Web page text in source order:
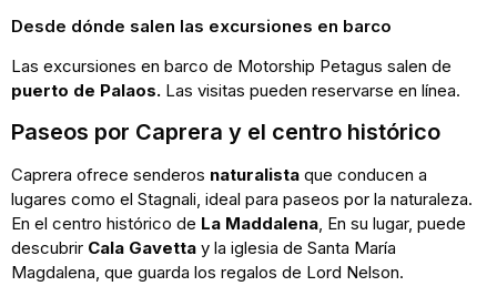
Desde dónde salen las excursiones en barco
Las excursiones en barco de Motorship Petagus salen de
puerto de Palaos. Las visitas pueden reservarse en línea.
Paseos por Caprera y el centro histórico
Caprera ofrece senderos naturalista que conducen a
lugares como el Stagnali, ideal para paseos por la naturaleza.
En el centro histórico de La Maddalena, En su lugar, puede
descubrir Cala Gavetta y la iglesia de Santa María
Magdalena, que guarda los regalos de Lord Nelson.